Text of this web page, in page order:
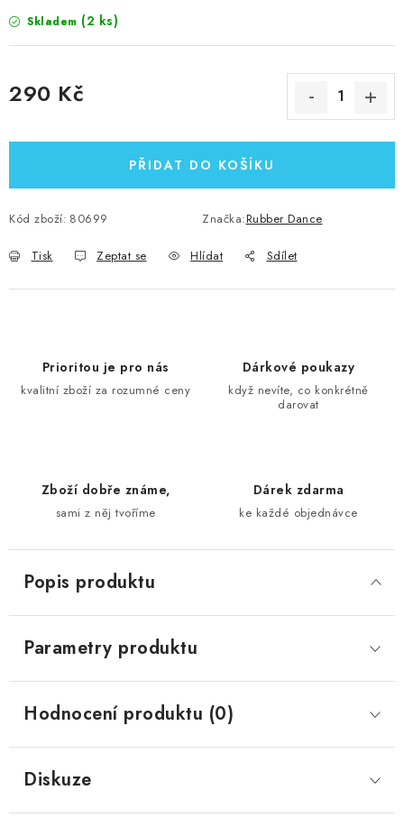
Skladem (2 ks)
290 Kč
PŘIDAT DO KOŠÍKU
Kód zboží: 80699 Značka:Rubber Dance
Tisk Zeptat se Hlídat Sdílet
Prioritou je pro nás
kvalitní zboží za rozumné ceny
Dárkové poukazy
když nevíte, co konkrétně
darovat
Zboží dobře známe,
sami z něj tvoříme
Dárek zdarma
ke každé objednávce
Popis produktu
Parametry produktu
Hodnocení produktu (0)
Diskuze